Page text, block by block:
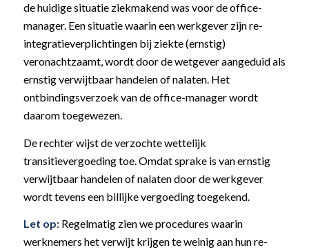
de huidige situatie ziekmakend was voor de office-
manager. Een situatie waarin een werkgever zijn re-
integratieverplichtingen bij ziekte (ernstig)
veronachtzaamt, wordt door de wetgever aangeduid als
ernstig verwijtbaar handelen of nalaten. Het
ontbindingsverzoek van de office-manager wordt
daarom toegewezen.
De rechter wijst de verzochte wettelijk
transitievergoeding toe. Omdat sprake is van ernstig
verwijtbaar handelen of nalaten door de werkgever
wordt tevens een billijke vergoeding toegekend.
Let op:Regelmatig zien we procedures waarin
werknemers het verwijt krijgen te weinig aan hun re-